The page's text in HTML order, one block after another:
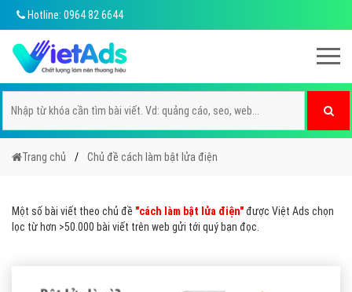
Hotline: 0964 82 6644
Trang chủ Chủ đề cách làm bật lửa điện
Một số bài viết theo chủ đề "cách làm bật lửa điện"được Việt Ads chọn
lọc từ hơn >50.000 bài viết trên web gửi tới quý bạn đọc.